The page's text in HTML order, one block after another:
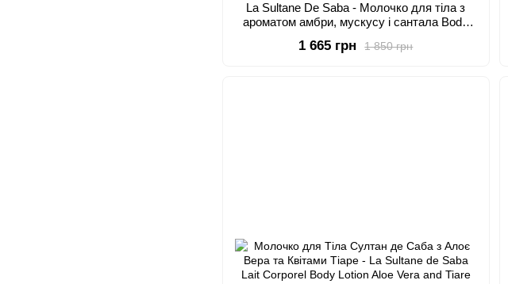
La Sultane De Saba - Молочко для тіла з
ароматом амбри, мускусу і сантала Body
1 850 грн
1 665 грн